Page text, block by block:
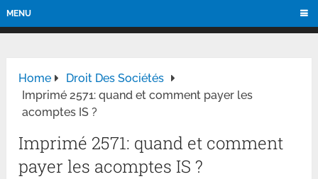
MENU
Home
Droit Des Sociétés
Imprimé 2571: quand et comment payer les
acomptes IS ?
Imprimé 2571: quand et comment
payer les acomptes IS ?